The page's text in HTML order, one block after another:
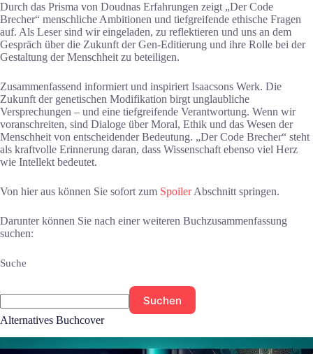
Durch das Prisma von Doudnas Erfahrungen zeigt „Der Code
Brecher“ menschliche Ambitionen und tiefgreifende ethische Fragen
auf. Als Leser sind wir eingeladen, zu reflektieren und uns an dem
Gespräch über die Zukunft der Gen-Editierung und ihre Rolle bei der
Gestaltung der Menschheit zu beteiligen.
Zusammenfassend informiert und inspiriert Isaacsons Werk. Die
Zukunft der genetischen Modifikation birgt unglaubliche
Versprechungen – und eine tiefgreifende Verantwortung. Wenn wir
voranschreiten, sind Dialoge über Moral, Ethik und das Wesen der
Menschheit von entscheidender Bedeutung. „Der Code Brecher“ steht
als kraftvolle Erinnerung daran, dass Wissenschaft ebenso viel Herz
wie Intellekt bedeutet.
Von hier aus können Sie sofort zum SpoilerAbschnitt springen.
Darunter können Sie nach einer weiteren Buchzusammenfassung
suchen:
Suche
Suchen
Alternatives Buchcover